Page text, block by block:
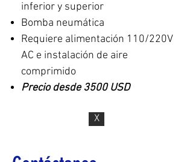
inferior y superior
Bomba neumática
Requiere alimentación 110/220V
AC e instalación de aire
comprimido
Precio desde 3500 USD
X